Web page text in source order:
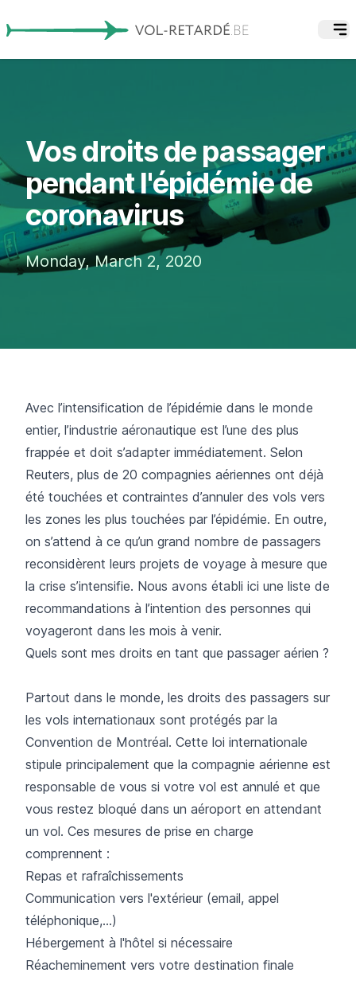
Vos droits de passager
pendant l'épidémie de
coronavirus
Monday, March 2, 2020
Avec l’intensification de l’épidémie dans le monde
entier, l’industrie aéronautique est l’une des plus
frappée et doit s’adapter immédiatement. Selon
Reuters, plus de 20 compagnies aériennes ont déjà
été touchées et contraintes d’annuler des vols vers
les zones les plus touchées par l’épidémie. En outre,
on s’attend à ce qu’un grand nombre de passagers
reconsidèrent leurs projets de voyage à mesure que
la crise s’intensifie. Nous avons établi ici une liste de
recommandations à l’intention des personnes qui
voyageront dans les mois à venir.
Quels sont mes droits en tant que passager aérien ?
Partout dans le monde, les droits des passagers sur
les vols internationaux sont protégés par la
Convention de Montréal. Cette loi internationale
stipule principalement que la compagnie aérienne est
responsable de vous si votre vol est annulé et que
vous restez bloqué dans un aéroport en attendant
un vol. Ces mesures de prise en charge
comprennent :
Repas et rafraîchissements
Communication vers l'extérieur (email, appel
téléphonique,…)
Hébergement à l'hôtel si nécessaire
Réacheminement vers votre destination finale